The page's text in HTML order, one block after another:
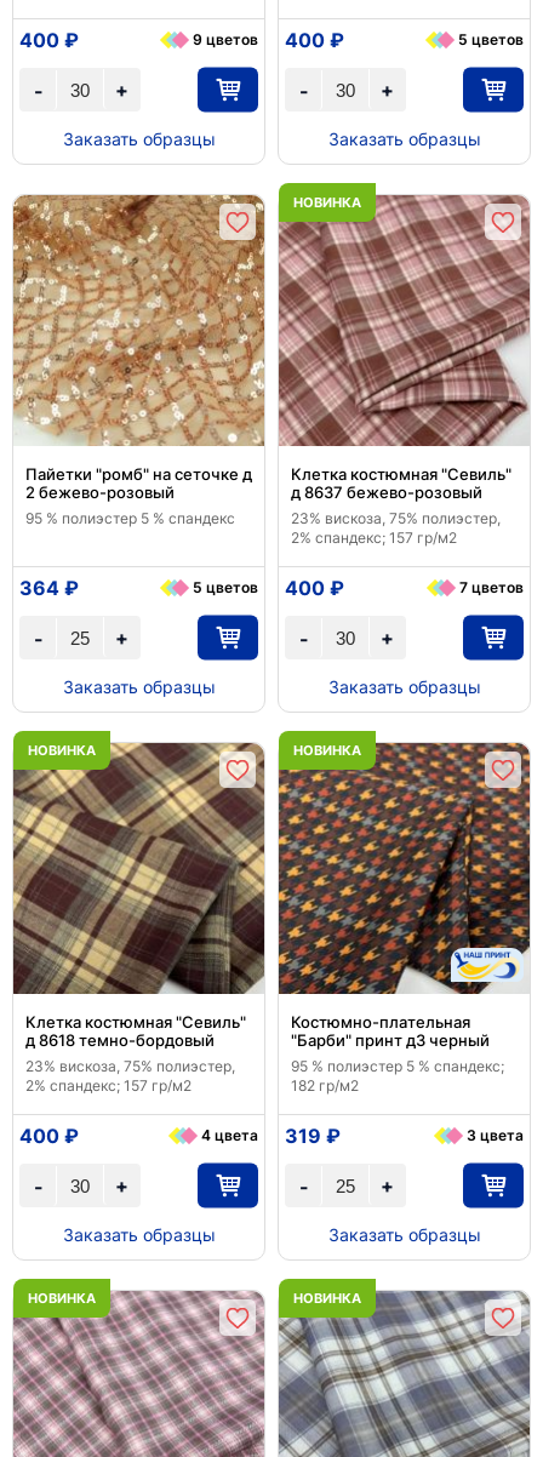
+
-
400 ₽ 9 цветов
Заказать образцы
+
-
400 ₽ 5 цветов
Заказать образцы
Пайетки "ромб" на сеточке д
2 бежево-розовый
95 % полиэстер 5 % спандекс
+
-
364 ₽ 5 цветов
Заказать образцы
НОВИНКА
Клетка костюмная "Севиль"
д 8637 бежево-розовый
23% вискоза, 75% полиэстер,
2% спандекс; 157 гр/м2
+
-
400 ₽ 7 цветов
Заказать образцы
НОВИНКА
Клетка костюмная "Севиль"
д 8618 темно-бордовый
23% вискоза, 75% полиэстер,
2% спандекс; 157 гр/м2
+
-
400 ₽ 4 цвета
Заказать образцы
НОВИНКА
Костюмно-плательная
"Барби" принт д3 черный
95 % полиэстер 5 % спандекс;
182 гр/м2
+
-
319 ₽ 3 цвета
Заказать образцы
НОВИНКА НОВИНКА